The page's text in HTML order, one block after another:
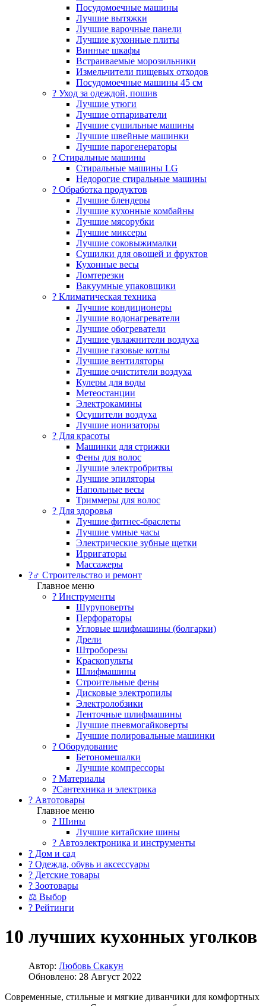
Посудомоечные машины
Лучшие вытяжки
Лучшие варочные панели
Лучшие кухонные плиты
Винные шкафы
Встраиваемые морозильники
Измельчители пищевых отходов
Посудомоечные машины 45 см
? Уход за одеждой, пошив
Лучшие утюги
Лучшие отпариватели
Лучшие сушильные машины
Лучшие швейные машинки
Лучшие парогенераторы
? Стиральные машины
Стиральные машины LG
Недорогие стиральные машины
? Обработка продуктов
Лучшие блендеры
Лучшие кухонные комбайны
Лучшие мясорубки
Лучшие миксеры
Лучшие соковыжималки
Сушилки для овощей и фруктов
Кухонные весы
Ломтерезки
Вакуумные упаковщики
?️ Климатическая техника
Лучшие кондиционеры
Лучшие водонагреватели
Лучшие обогреватели
Лучшие увлажнители воздуха
Лучшие газовые котлы
Лучшие вентиляторы
Лучшие очистители воздуха
Кулеры для воды
Метеостанции
Электрокамины
Осушители воздуха
Лучшие ионизаторы
? Для красоты
Машинки для стрижки
Фены для волос
Лучшие электробритвы
Лучшие эпиляторы
Напольные весы
Триммеры для волос
? Для здоровья
Лучшие фитнес-браслеты
Лучшие умные часы
Электрические зубные щетки
Ирригаторы
Массажеры
?‍♂️ Строительство и ремонт
Главное меню
?️ Инструменты
Шуруповерты
Перфораторы
Угловые шлифмашины (болгарки)
Дрели
Штроборезы
Краскопульты
Шлифмашины
Строительные фены
Дисковые электропилы
Электролобзики
Ленточные шлифмашины
Лучшие пневмогайковерты
Лучшие полировальные машинки
?️ Оборудование
Бетономешалки
Лучшие компрессоры
? Материалы
?Сантехника и электрика
? Автотовары
Главное меню
? Шины
Лучшие китайские шины
? Автоэлектроника и инструменты
? Дом и сад
? Одежда, обувь и аксессуары
? Детские товары
? Зоотовары
⚖ Выбор
? Рейтинги
10 лучших кухонных уголков
Автор: Любовь Скакун
Обновлено: 28 Август 2022
Современные, стильные и мягкие диванчики для комфортных